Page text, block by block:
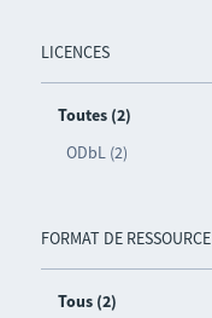
LICENCES
Toutes (2)
ODbL (2)
FORMAT DE RESSOURCE
Tous (2)